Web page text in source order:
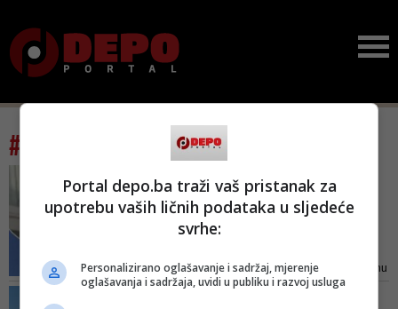
#tag: balkon
Vruće 'bablje ljeto' na
Jadranu: Ljubavnici
svjedočili njihovom intimnom činu
nisu ih, čini se, baš nimalo sputali.
Portal depo.ba traži vaš pristanak za
upotrebu vaših ličnih podataka u sljedeće
svrhe:
Personalizirano oglašavanje i sadržaj, mjerenje
oglašavanja i sadržaja, uvidi u publiku i razvoj usluga